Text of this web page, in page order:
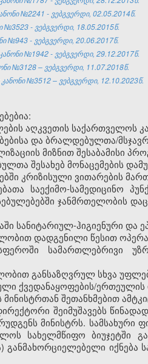
№2241 - ვებგვერდი, 02.05.2014წ.
№3523 - ვებგვერდი, 18.05.2015წ.
№943 - ვებგვერდი, 20.06.2017წ.
№1942 - ვებგვერდი, 29.12.2017წ.
№3128 – ვებგვერდი, 11.07.2018წ.
№3512 – ვებგვერდი, 12.10.2023წ.
აღკვეთის
და ბრალდებულთა/
მიზნით შესაბამისი
შესახებ მონაცემების
კრიზისული ვითარების
საექიმო-სამედიცინო
ჯანმრთელობის
სანიტარიულ-ჰიგიენური
დადგენილი წესით
სამართლებრივი
განსაზღვრულ სხვა
ქვედანაყოფების/ერთეულის
მინისტრთან შეთანხმებით
შეიმუშავებს
მინისტრს. სამსახური
სახელმწიფო
იქნება